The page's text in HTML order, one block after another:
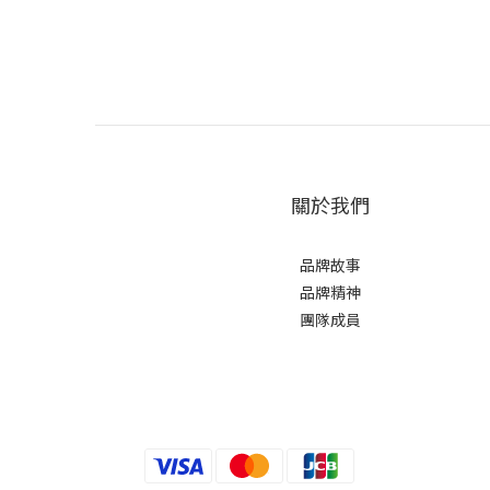
關於我們
品牌故事
品牌精神
團隊成員